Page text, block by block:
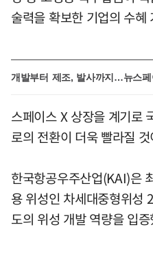
술력을 확보한 기업의 수
개발부터 제조, 발사까지…뉴스
스페이스 X 상장을 계기로
로의 전환이 더욱 빨라질
한국항공우주산업(KAI)은
용 위성인 차세대중형위성
도의 위성 개발 역량을 입